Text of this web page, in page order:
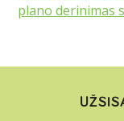
plano derinimas